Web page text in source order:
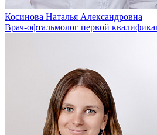
Косинова Наталья Александровна
Врач-офтальмолог первой